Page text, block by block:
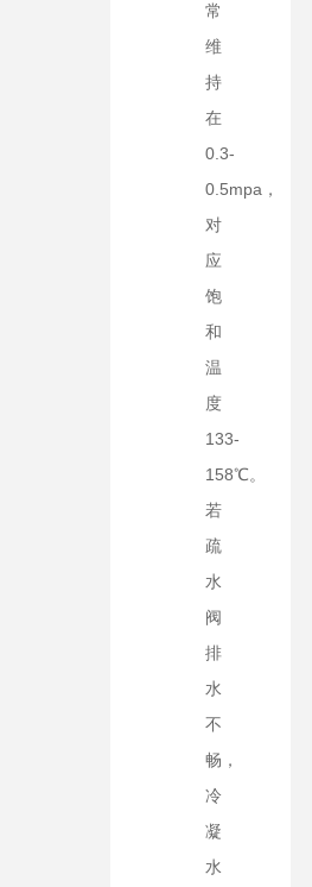
常
维
持
在
0.3-
0.5mpa，
对
应
饱
和
温
度
133-
158℃。
若
疏
水
阀
排
水
不
畅，
冷
凝
水